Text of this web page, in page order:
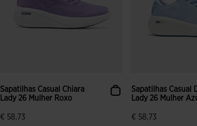
Sapatilhas Casual Chiara
Lady 26 Mulher Roxo
€ 58,73
Sapatilhas Casual
Lady 26 Mulher
€ 58,73